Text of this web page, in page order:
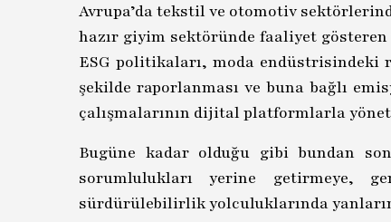
Avrupa’da tekstil ve otomotiv
hazır giyim sektöründe faaliyet
ESG politikaları, moda endüstrisindeki
şekilde raporlanması ve buna bağlı
çalışmalarının dijital platformlarla
Bugüne kadar olduğu gibi bundan
sorumlulukları yerine getirmeye,
sürdürülebilirlik yolculuklarında